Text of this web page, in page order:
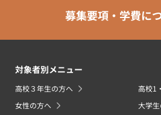
募集要項・学費に
対象者別メニュー
高校３年生の方へ
高校1
女性の方へ
大学